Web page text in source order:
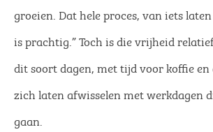
groeien. Dat hele proces, van iets
is prachtig.” Toch is die vrijheid
dit soort dagen, met tijd voor koffie en
zich laten afwisselen met werkdagen
gaan.